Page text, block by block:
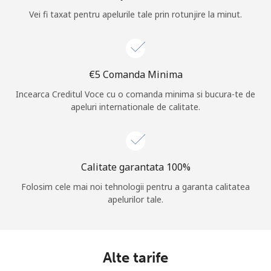
Log in
sau
Continua cu
Vei fi taxat pentru apelurile tale prin rotunjire la minut.
⁦€5⁩ Comanda Minima
Incearca Creditul Voce cu o comanda minima si bucura-te de
apeluri internationale de calitate.
Calitate garantata 100%
Folosim cele mai noi tehnologii pentru a garanta calitatea
apelurilor tale.
Alte tarife